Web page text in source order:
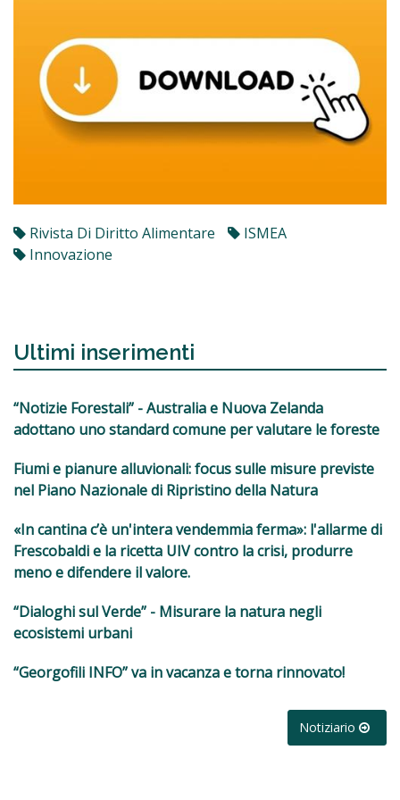
Rivista Di Diritto Alimentare
ISMEA
Innovazione
Ultimi inserimenti
“Notizie Forestali” - Australia e Nuova Zelanda
adottano uno standard comune per valutare le foreste
Fiumi e pianure alluvionali: focus sulle misure previste
nel Piano Nazionale di Ripristino della Natura
«In cantina c’è un'intera vendemmia ferma»: l'allarme di
Frescobaldi e la ricetta UIV contro la crisi, produrre
meno e difendere il valore.
“Dialoghi sul Verde” - Misurare la natura negli
ecosistemi urbani
“Georgofili INFO” va in vacanza e torna rinnovato!
Notiziario